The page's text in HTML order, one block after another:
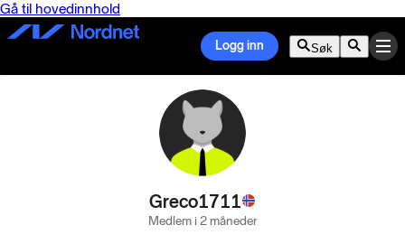
Gå til hovedinnhold
Logg inn Søk
Greco1711
Medlem i 2 måneder